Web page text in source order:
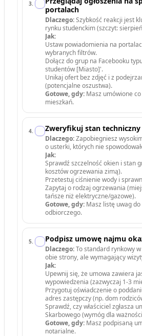
3.
portalach
Dlaczego:Szybkość reakcji jest
rynku studenckim (szczyt:
Jak:
Ustaw powiadomienia na
wybranych filtrów.
Dołącz do grup na Facebooku
studentów [Miasto]'.
Unikaj ofert bez zdjęć i z
(potencjalne oszustwa).
Gotowe, gdy: Masz umówione
mieszkań.
4. Zweryfikuj stan
Dlaczego:Zapobiegniesz
o usterki, których nie
Jak:
Sprawdź szczelność okien i stan
kosztów ogrzewania zimą).
Przetestuj ciśnienie wody i
Zapytaj o rodzaj ogrzewania
tańsze niż elektryczne/gazowe).
Gotowe, gdy: Masz listę uwag
odbiorczego.
5. Podpisz umowę najmu
Dlaczego:To standard rynkowy
obie strony, ale wymagający
Jak:
Upewnij się, że umowa zawiera
wypowiedzenia (zazwyczaj 1-3
Przygotuj oświadczenie o
adres zastępczy (np. dom
Sprawdź, czy właściciel zgłasza
Skarbowego (wymóg dla
Gotowe, gdy: Masz podpisaną
notarialne.